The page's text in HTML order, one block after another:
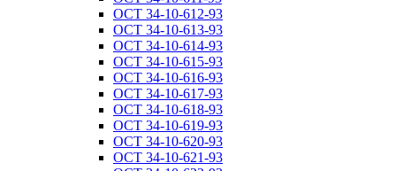
ОСТ 34-10-612-93
ОСТ 34-10-613-93
ОСТ 34-10-614-93
ОСТ 34-10-615-93
ОСТ 34-10-616-93
ОСТ 34-10-617-93
ОСТ 34-10-618-93
ОСТ 34-10-619-93
ОСТ 34-10-620-93
ОСТ 34-10-621-93